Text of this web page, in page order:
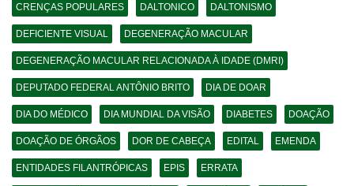
CRENÇAS POPULARES DALTONICO DALTONISMO
DEFICIENTE VISUAL DEGENERAÇÃO MACULAR
DEGENERAÇÃO MACULAR RELACIONADA À IDADE (DMRI)
DEPUTADO FEDERAL ANTÔNIO BRITO DIA DE DOAR
DIA DO MÉDICO DIA MUNDIAL DA VISÃO DIABETES DOAÇÃO
DOAÇÃO DE ÓRGÃOS DOR DE CABEÇA EDITAL EMENDA
ENTIDADES FILANTRÓPICAS EPIS ERRATA